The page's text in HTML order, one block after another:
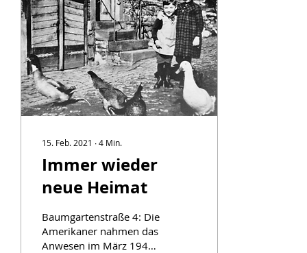
15. Feb. 2021 ∙4 Min.
Immer wieder
neue Heimat
Baumgartenstraße 4: Die
Amerikaner nahmen das
Anwesen im März 1945